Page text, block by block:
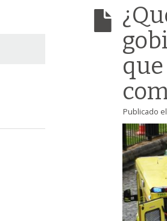
Publicado el